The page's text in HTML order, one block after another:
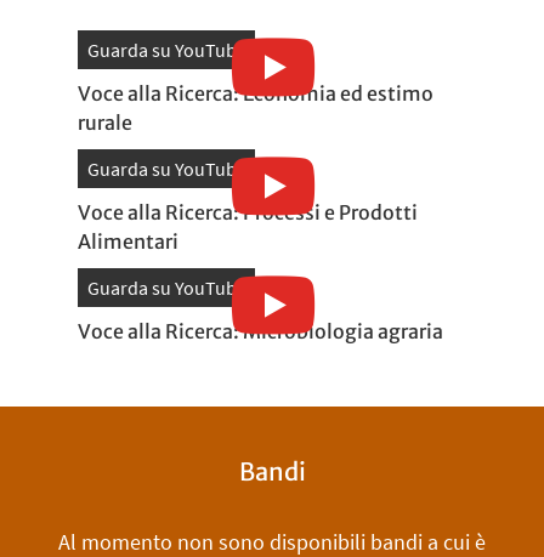
Guarda su YouTube
Voce alla Ricerca: Economia ed estimo
rurale
Guarda su YouTube
Voce alla Ricerca: Processi e Prodotti
Alimentari
Guarda su YouTube
Voce alla Ricerca: Microbiologia agraria
Bandi
Al momento non sono disponibili bandi a cui è